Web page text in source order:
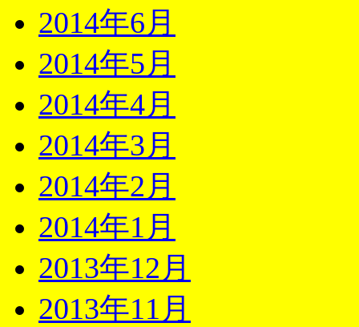
2014年6月
2014年5月
2014年4月
2014年3月
2014年2月
2014年1月
2013年12月
2013年11月